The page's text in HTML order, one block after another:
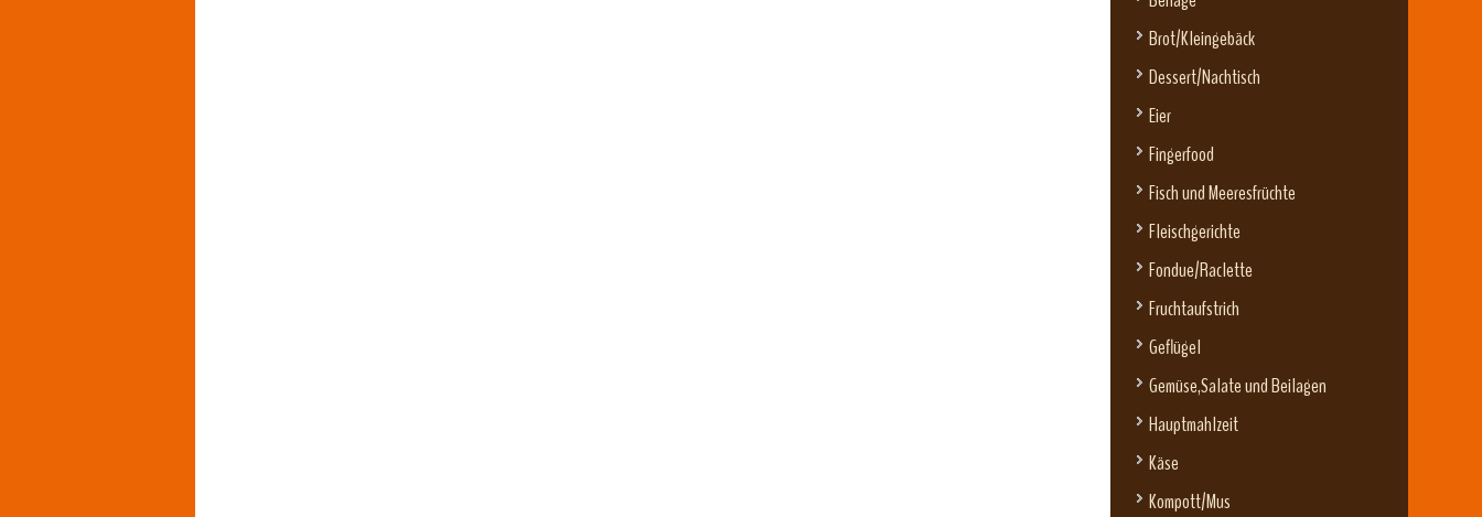
Brot/Kleingebäck
Dessert/Nachtisch
Eier
Fingerfood
Fisch und Meeresfrüchte
Fleischgerichte
Fondue/Raclette
Fruchtaufstrich
Geflügel
Gemüse,Salate und Beilagen
Hauptmahlzeit
Käse
Kompott/Mus